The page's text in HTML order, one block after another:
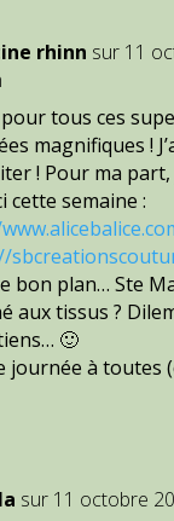
rhinn sur 11
tous ces
magnifiques !
! Pour ma part,
cette semaine :
bon plan… Ste
aux tissus ?
🙂
journée à toutes
sur 11 octobre